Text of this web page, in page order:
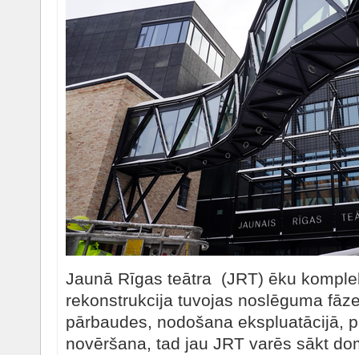
Jaunā Rīgas teātra (JRT) ēku
rekonstrukcija tuvojas noslēguma
pārbaudes, nodošana ekspluatācijā,
novēršana, tad jau JRT varēs sākt